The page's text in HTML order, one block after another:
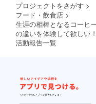
プロジェクトをさがす >
フード・飲食店 >
生涯の相棒となるコーヒ
の違いを体験して欲しい！
活動報告一覧